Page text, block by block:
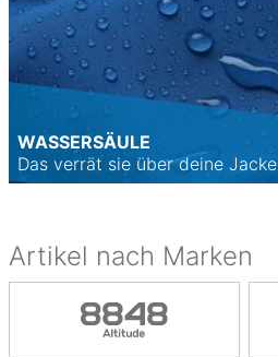
Artikel nach Marken
WASSERSÄULE
Das verrät sie über deine Jacke